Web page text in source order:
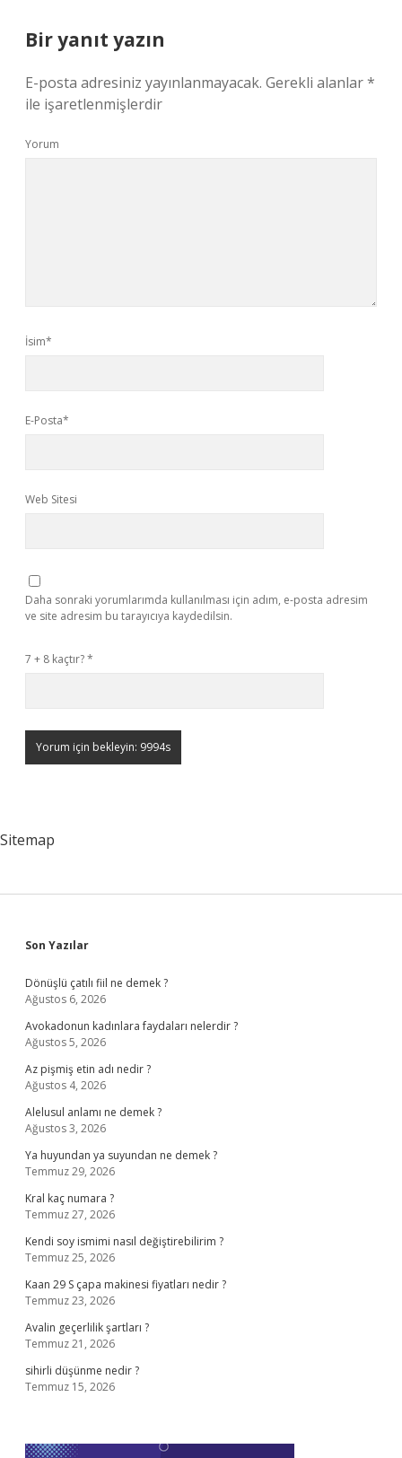
Bir yanıt yazın
E-posta adresiniz yayınlanmayacak. Gerekli alanlar*
ile işaretlenmişlerdir
Yorum
İsim*
E-Posta*
Web Sitesi
Daha sonraki yorumlarımda kullanılması için adım, e-posta adresim
ve site adresim bu tarayıcıya kaydedilsin.
7 + 8 kaçtır?*
Sitemap
Sidebar
Son Yazılar
Dönüşlü çatılı fiil ne demek ?
Ağustos 6, 2026
Avokadonun kadınlara faydaları nelerdir ?
Ağustos 5, 2026
Az pişmiş etin adı nedir ?
Ağustos 4, 2026
Alelusul anlamı ne demek ?
Ağustos 3, 2026
Ya huyundan ya suyundan ne demek ?
Temmuz 29, 2026
Kral kaç numara ?
Temmuz 27, 2026
Kendi soy ismimi nasıl değiştirebilirim ?
Temmuz 25, 2026
Kaan 29 S çapa makinesi fiyatları nedir ?
Temmuz 23, 2026
Avalin geçerlilik şartları ?
Temmuz 21, 2026
sihirli düşünme nedir ?
Temmuz 15, 2026